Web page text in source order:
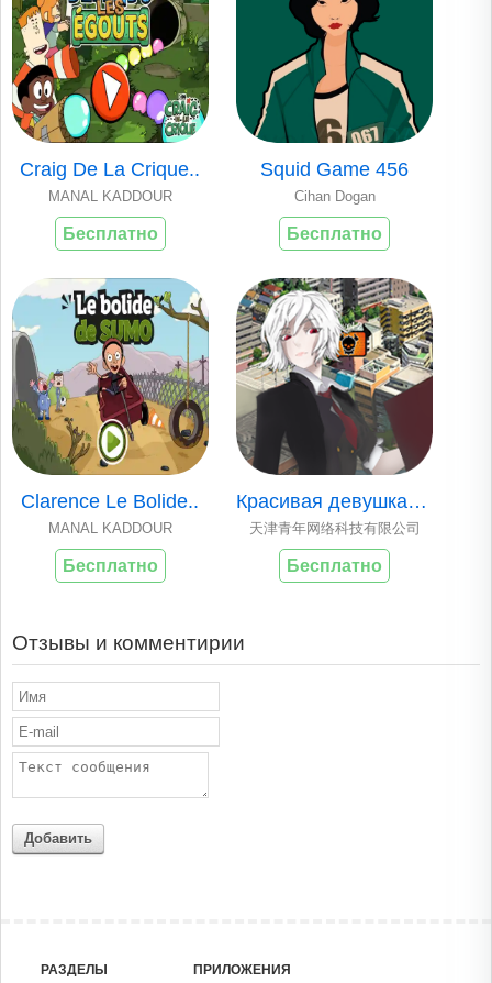
Craig De La Crique..
MANAL KADDOUR
Бесплатно
Squid Game 456
Cihan Dogan
Бесплатно
Clarence Le Bolide..
MANAL KADDOUR
Бесплатно
Красивая девушка о..
天津青年网络科技有限公司
Бесплатно
Отзывы и комментирии
Добавить
РАЗДЕЛЫ ПРИЛОЖЕНИЯ